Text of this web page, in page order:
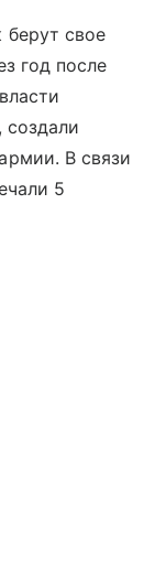
свое
год после
создали
В связи
5